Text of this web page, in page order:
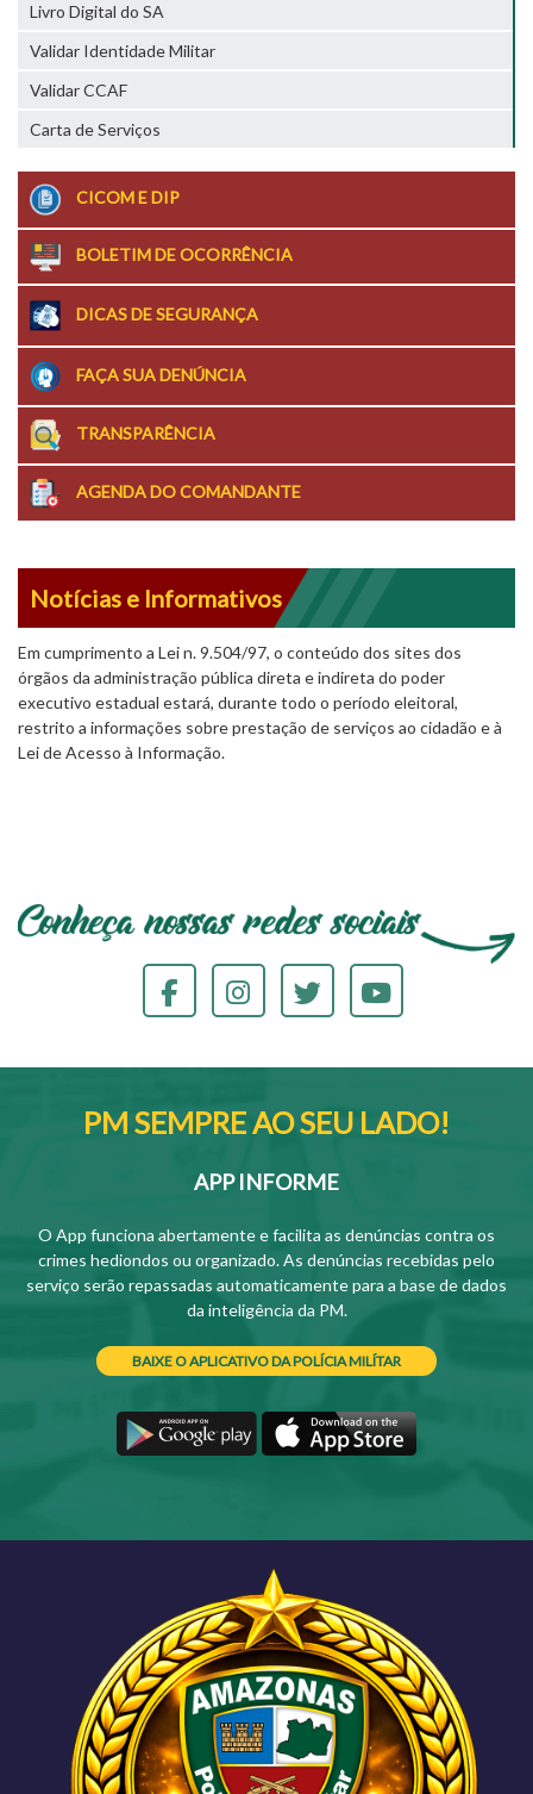
Livro Digital do SA
Validar Identidade Militar
Validar CCAF
Carta de Serviços
CICOM E DIP
BOLETIM DE OCORRÊNCIA
DICAS DE SEGURANÇA
FAÇA SUA DENÚNCIA
TRANSPARÊNCIA
AGENDA DO COMANDANTE
Notícias e Informativos
Em cumprimento a Lei n. 9.504/97, o conteúdo dos sites dos
órgãos da administração pública direta e indireta do poder
executivo estadual estará, durante todo o período eleitoral,
restrito a informações sobre prestação de serviços ao cidadão e à
Lei de Acesso à Informação.
PM SEMPRE AO SEU LADO!
APP INFORME
O App funciona abertamente e facilita as denúncias contra os
crimes hediondos ou organizado. As denúncias recebidas pelo
serviço serão repassadas automaticamente para a base de dados
da inteligência da PM.
BAIXE O APLICATIVO DA POLÍCIA MILÍTAR